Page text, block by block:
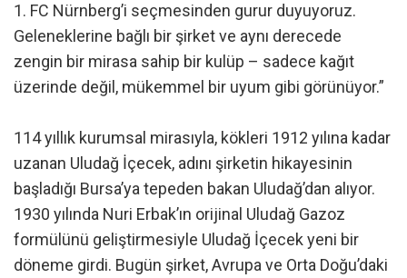
1. FC Nürnberg’i seçmesinden gurur duyuyoruz.
Geleneklerine bağlı bir şirket ve aynı derecede
zengin bir mirasa sahip bir kulüp – sadece kağıt
üzerinde değil, mükemmel bir uyum gibi görünüyor.”
114 yıllık kurumsal mirasıyla, kökleri 1912 yılına kadar
uzanan Uludağ İçecek, adını şirketin hikayesinin
başladığı Bursa’ya tepeden bakan Uludağ’dan alıyor.
1930 yılında Nuri Erbak’ın orijinal Uludağ Gazoz
formülünü geliştirmesiyle Uludağ İçecek yeni bir
döneme girdi. Bugün şirket, Avrupa ve Orta Doğu’daki